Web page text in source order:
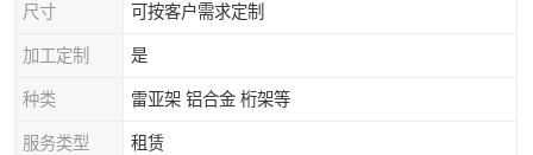
尺寸 可按客户需求定制
加工定制 是
种类 雷亚架 铝合金 桁架等
服务类型 租赁